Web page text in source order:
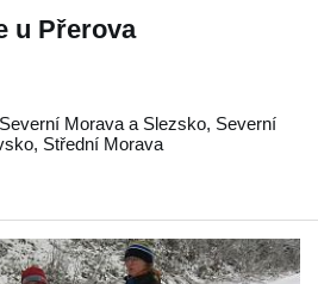
u Přerova
Severní Morava a Slezsko, Severní
, Střední Morava